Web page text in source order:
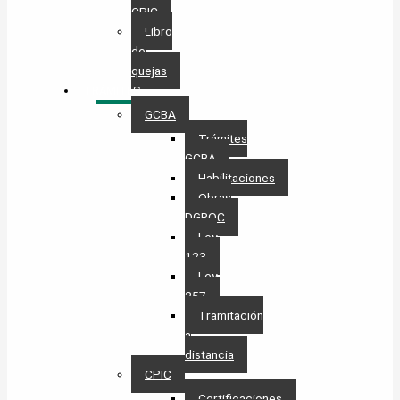
CPIC
Libro
de
quejas
TRÁMITES
GCBA
Trámites
GCBA
Habilitaciones
Obras
DGROC
Ley
123
Ley
257
Tramitación
a
distancia
CPIC